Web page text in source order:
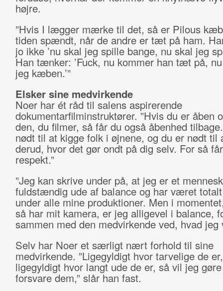
højre.
”Hvis I lægger mærke til det, så er Pilous
tiden spændt, når de andre er tæt på ham.
jo ikke ’nu skal jeg spille bange, nu skal jeg
Han tænker: ’Fuck, nu kommer han tæt på,
jeg kæben.’”
Elsker sine medvirkende
Noer har ét råd til salens aspirerende
dokumentarfilminstruktører. ”Hvis du er åben
den, du filmer, så får du også åbenhed
nødt til at kigge folk i øjnene, og du er nødt til
derud, hvor det gør ondt på dig selv. For så
respekt.”
”Jeg kan skrive under på, at jeg er et
fuldstændig ude af balance og har været
under alle mine produktioner. Men i
så har mit kamera, er jeg alligevel i balance,
sammen med den medvirkende ved, hvad jeg
Selv har Noer et særligt nært forhold til sine
medvirkende. ”Ligegyldigt hvor tarvelige de er,
ligegyldigt hvor langt ude de er, så vil jeg
forsvare dem,” slår han fast.